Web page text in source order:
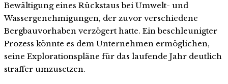
Bewältigung eines Rückstaus bei Umwelt- und
Wassergenehmigungen, der zuvor verschiedene
Bergbauvorhaben verzögert hatte. Ein beschleunigter
Prozess könnte es dem Unternehmen ermöglichen,
seine Explorationspläne für das laufende Jahr deutlich
straffer umzusetzen.